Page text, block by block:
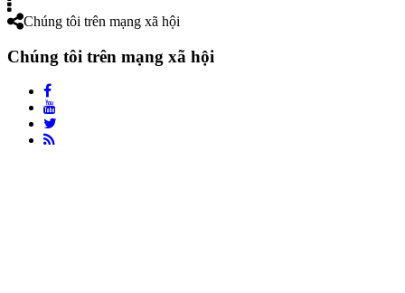
Chúng tôi trên mạng xã hội
Chúng tôi trên mạng xã hội